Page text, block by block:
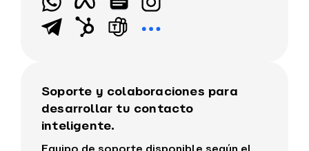
Soporte y colaboraciones para
desarrollar tu contacto
inteligente.